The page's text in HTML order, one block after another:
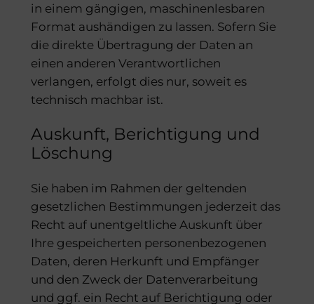
in einem gängigen, maschinenlesbaren
Format aushändigen zu lassen. Sofern Sie
die direkte Übertragung der Daten an
einen anderen Verantwortlichen
verlangen, erfolgt dies nur, soweit es
technisch machbar ist.
Auskunft, Berichtigung und
Löschung
Sie haben im Rahmen der geltenden
gesetzlichen Bestimmungen jederzeit das
Recht auf unentgeltliche Auskunft über
Ihre gespeicherten personenbezogenen
Daten, deren Herkunft und Empfänger
und den Zweck der Datenverarbeitung
und ggf. ein Recht auf Berichtigung oder